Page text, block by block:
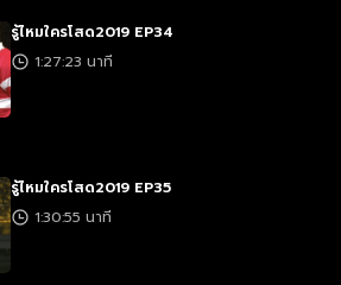
รู้ไหมใครโสด2019 EP34
1:27:23 นาที
รู้ไหมใครโสด2019 EP35
1:30:55 นาที